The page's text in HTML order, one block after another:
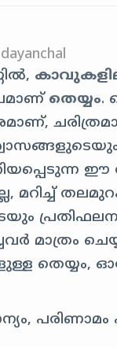
തെയ്യം.
മറിച്ച്
മാത്രം
തെയ്യം,